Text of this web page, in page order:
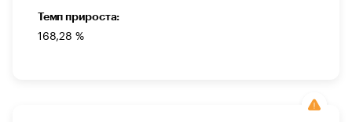
Темп прироста:
168,28 %